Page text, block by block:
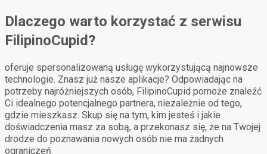
Dlaczego warto korzystać z serwisu
FilipinoCupid?
oferuje spersonalizowaną usługę wykorzystującą najnowsze
technologie. Znasz już nasze aplikacje? Odpowiadając na
potrzeby najróżniejszych osób, FilipinoCupid pomoże znaleźć
Ci idealnego potencjalnego partnera, niezależnie od tego,
gdzie mieszkasz. Skup się na tym, kim jesteś i jakie
doświadczenia masz za sobą, a przekonasz się, że na Twojej
drodze do poznawania nowych osób nie ma żadnych
ograniczeń.